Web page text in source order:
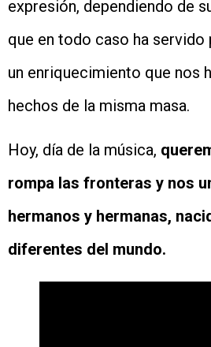
expresión, dependiendo de
que en todo caso ha servido
un enriquecimiento que nos
hechos de la misma masa.
Hoy, día de la música,
rompa las fronteras y nos
hermanos y hermanas,
diferentes del mundo.